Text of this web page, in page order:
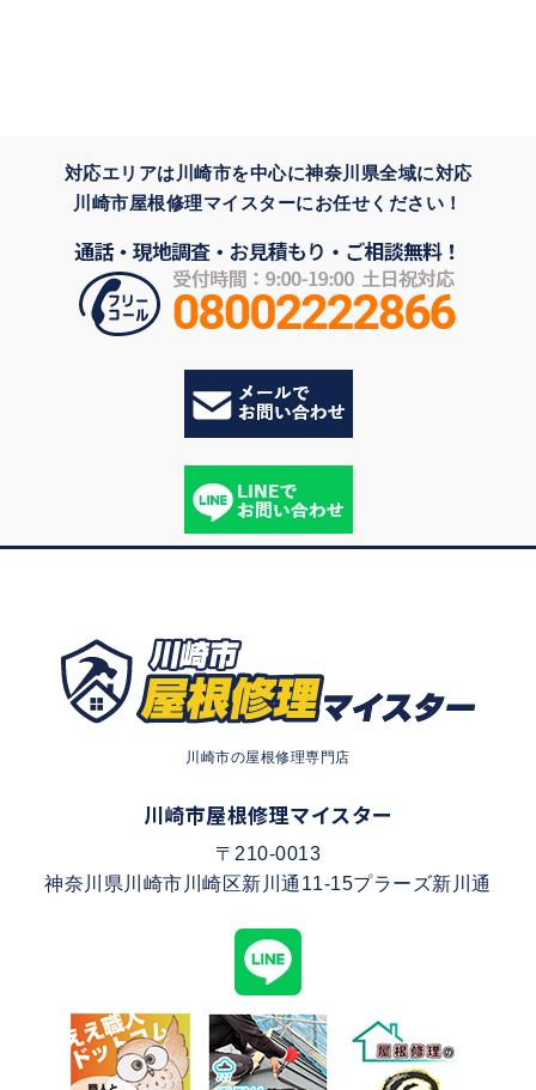
対応エリアは川崎市を中心に神奈川県全域に対応
川崎市屋根修理マイスターにお任せください！
川崎市の屋根修理専門店
川崎市屋根修理マイスター
〒210-0013
神奈川県川崎市川崎区新川通11-15プラーズ新川通